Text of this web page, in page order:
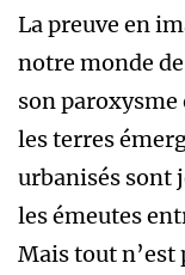
La preuve en
notre monde
son
les terres
urbanisés sont
les émeutes
Mais tout n’est